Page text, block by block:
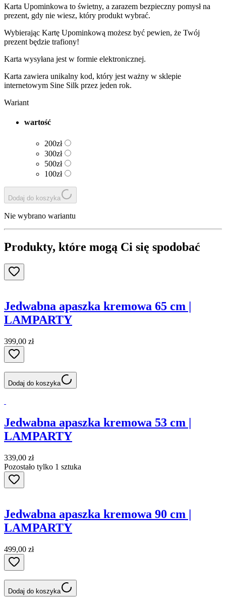
Karta Upominkowa to świetny, a zarazem bezpieczny pomysł na
prezent, gdy nie wiesz, który produkt wybrać.
Wybierając Kartę Upominkową możesz być pewien, że Twój
prezent będzie trafiony!
Karta wysyłana jest w formie elektronicznej.
Karta zawiera unikalny kod, który jest ważny w sklepie
internetowym Sine Silk przez jeden rok.
Wariant
wartość
200zł
300zł
500zł
100zł
Dodaj do koszyka
Nie wybrano wariantu
Produkty, które mogą Ci się spodobać
Jedwabna apaszka kremowa 65 cm |
LAMPARTY
399,00 zł
Dodaj do koszyka
Jedwabna apaszka kremowa 53 cm |
LAMPARTY
339,00 zł
Pozostało tylko 1 sztuka
Jedwabna apaszka kremowa 90 cm |
LAMPARTY
499,00 zł
Dodaj do koszyka